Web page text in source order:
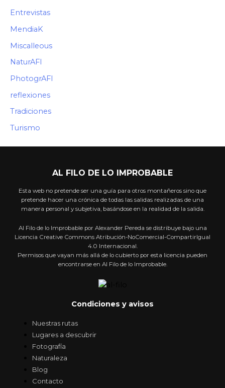
Entrevistas
MendiaK
Miscalleous
NaturAFI
PhotogrAFI
reflexiones
Tradiciones
Turismo
AL FILO DE LO IMPROBABLE
Esta web no pretende ser una guía para otros montañeros sino que
pretende hacer una crónica de todas las salidas realizadas de una
manera personal y subjetiva, basándose en la realidad de la salida.
Al Filo de lo Improbable por Alexander Pereda se distribuye bajo una
Licencia Creative Commons Atribución-NoComercial-CompartirIgual
4.0 Internacional.
Permisos que vayan más allá de lo cubierto por esta licencia pueden
encontrarse en Al Filo de lo Improbable.
Condiciones y avisos
Nuestras rutas
Lugares a descubrir
Fotografía
Naturaleza
Blog
Contacto